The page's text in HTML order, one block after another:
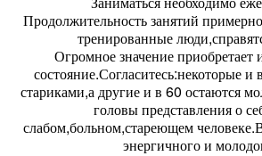
Продолжительность занятий
тренированные
Огромное значение приобретает
состояние.Согласитесь:некоторые и
стариками,а другие и в 60 остаются
головы представления о
слабом,больном,стареющем
энергичного и